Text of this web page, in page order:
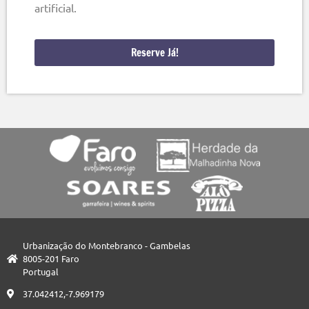
artificial.
Reserve Já!
Urbanização do Montebranco - Gambelas
8005-201 Faro
Portugal
37.042412,-7.969179